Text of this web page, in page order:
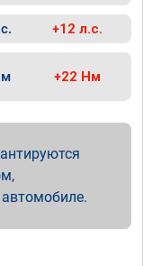
+12 л.с.
+22 Нм